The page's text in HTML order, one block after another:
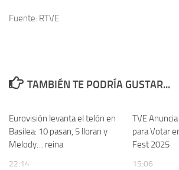
Fuente: RTVE
TAMBIÉN TE PODRÍA GUSTAR...
Eurovisión levanta el telón en
Basilea: 10 pasan, 5 lloran y
Melody… reina
22:14
TVE
para Votar
Fest 2025
15:06